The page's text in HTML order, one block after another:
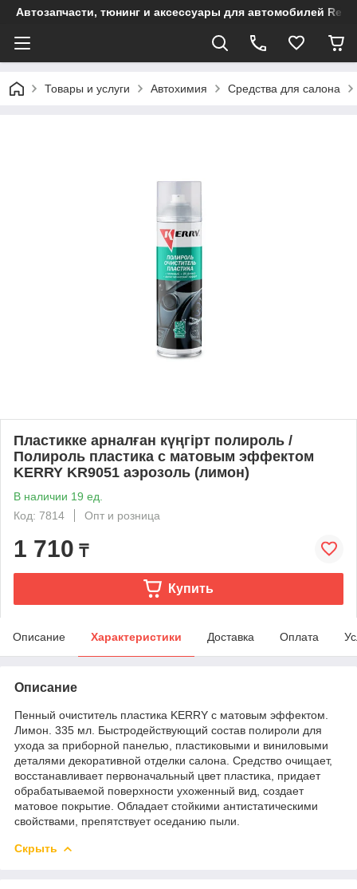
Автозапчасти, тюнинг и аксессуары для автомобилей
Товары и услуги Автохимия Средства для салона
Пластикке арналған күңгірт полироль /
Полироль пластика с матовым эффектом
KERRY KR9051 аэрозоль (лимон)
В наличии 19 ед.
Код: 7814
Опт и розница
1 710 ₸
Купить
Описание Характеристики Доставка Оплата
Описание
Пенный очиститель пластика KERRY с матовым эффектом.
Лимон. 335 мл. Быстродействующий состав полироли для
ухода за приборной панелью, пластиковыми и виниловыми
деталями декоративной отделки салона. Средство очищает,
восстанавливает первоначальный цвет пластика, придает
обрабатываемой поверхности ухоженный вид, создает
матовое покрытие. Обладает стойкими антистатическими
свойствами, препятствует оседанию пыли.
Скрыть